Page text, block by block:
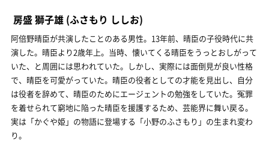
房盛 獅子雄 (ふさもり ししお)
阿倍野晴臣が共演したことのある男性。13年前、晴臣の子役時代に共
演した。晴臣より2歳年上。当時、懐いてくる晴臣をうっとおしがって
いた、と周囲には思われていた。しかし、実際には面倒見が良い性格
で、晴臣を可愛がっていた。晴臣の役者としての才能を見出し、自分
は役者を辞めて、晴臣のためにエージェントの勉強をしていた。冤罪
を着せられて窮地に陥った晴臣を援護するため、芸能界に舞い戻る。
実は「かぐや姫」の物語に登場する「小野のふさもり」の生まれ変わ
り。